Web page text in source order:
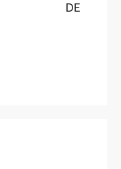
DE